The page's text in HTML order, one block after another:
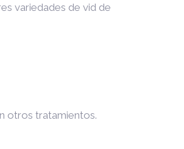
variedades de vid de
otros tratamientos.